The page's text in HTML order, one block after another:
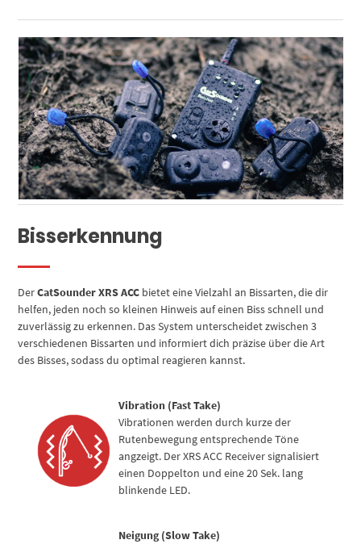
Bisserkennung
DerCatSounder XRS ACC bietet eine Vielzahl an Bissarten, die dir
helfen, jeden noch so kleinen Hinweis auf einen Biss schnell und
zuverlässig zu erkennen. Das System unterscheidet zwischen 3
verschiedenen Bissarten und informiert dich präzise über die Art
des Bisses, sodass du optimal reagieren kannst.
Vibration (Fast Take)
Vibrationen werden durch kurze der
Rutenbewegung entsprechende Töne
angzeigt. Der XRS ACC Receiver signalisiert
einen Doppelton und eine 20 Sek. lang
blinkende LED.
Neigung (Slow Take)